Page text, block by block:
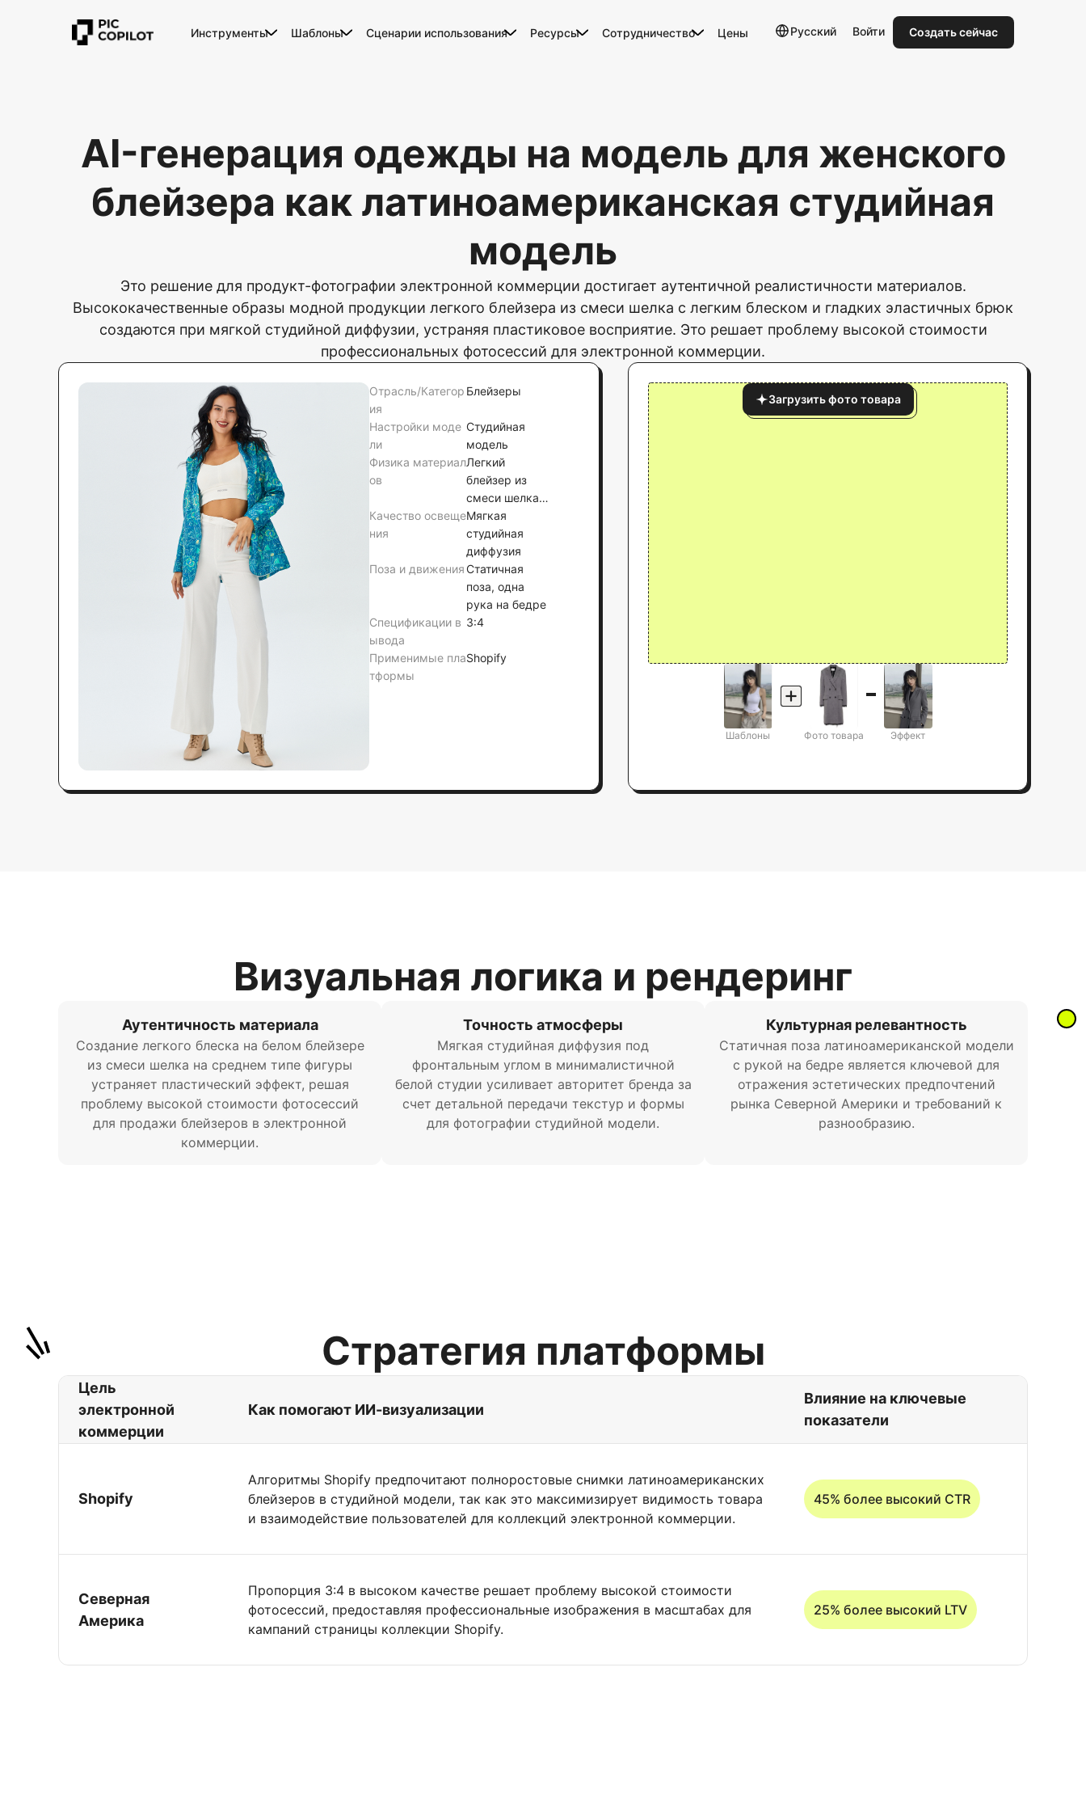
Инструменты Шаблоны Сценарии использования Ресурсы Сотрудничество Цены Русский Войти Создать сейчас
AI-генерация одежды на модель для женского
блейзера как латиноамериканская студийная
модель
Это решение для продукт-фотографии электронной коммерции достигает аутентичной реалистичности материалов.
Высококачественные образы модной продукции легкого блейзера из смеси шелка с легким блеском и гладких эластичных брюк
создаются при мягкой студийной диффузии, устраняя пластиковое восприятие. Это решает проблему высокой стоимости
профессиональных фотосессий для электронной коммерции.
Отрасль/Категор
ия
Блейзеры
Настройки моде
ли
Студийная
модель
Физика материал
ов
Легкий
блейзер из
смеси шелка с
легким
блеском,
брюки из
гладкой
эластичной
креповой
ткани
Качество освеще
ния
Мягкая
студийная
диффузия
Поза и движения Статичная
поза, одна
рука на бедре
Спецификации в
ывода
3:4
Применимые пла
тформы
Shopify
Загрузить фото товара
Шаблоны Фото товара Эффект
Визуальная логика и рендеринг
Аутентичность материала
Создание легкого блеска на белом блейзере
из смеси шелка на среднем типе фигуры
устраняет пластический эффект, решая
проблему высокой стоимости фотосессий
для продажи блейзеров в электронной
коммерции.
Точность атмосферы
Мягкая студийная диффузия под
фронтальным углом в минималистичной
белой студии усиливает авторитет бренда за
счет детальной передачи текстур и формы
для фотографии студийной модели.
Культурная релевантность
Статичная поза латиноамериканской модели
с рукой на бедре является ключевой для
отражения эстетических предпочтений
рынка Северной Америки и требований к
разнообразию.
Стратегия платформы
Цель
электронной
коммерции
Как помогают ИИ-визуализации
Влияние на ключевые
показатели
Shopify
Алгоритмы Shopify предпочитают полноростовые снимки латиноамериканских
блейзеров в студийной модели, так как это максимизирует видимость товара
и взаимодействие пользователей для коллекций электронной коммерции.
45% более высокий CTR
Северная
Америка
Пропорция 3:4 в высоком качестве решает проблему высокой стоимости
фотосессий, предоставляя профессиональные изображения в масштабах для
кампаний страницы коллекции Shopify.
25% более высокий LTV